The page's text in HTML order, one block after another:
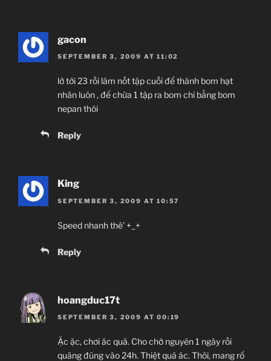
gacon
SEPTEMBER 3, 2009 AT 11:02
lỡ tới 23 rồi làm nốt tập cuối để thành bom hạt
nhân luôn , để chừa 1 tập ra bom chỉ bằng bom
nepan thôi
Reply
King
SEPTEMBER 3, 2009 AT 10:57
Speed nhanh thê’ +_+
Reply
hoangduc17t
SEPTEMBER 3, 2009 AT 00:19
Ặc ặc, chơi ác quá. Cho chờ nguyên 1 ngày rồi
quăng đúng vào 24h. Thiệt quá ác. Thôi, mang rổ